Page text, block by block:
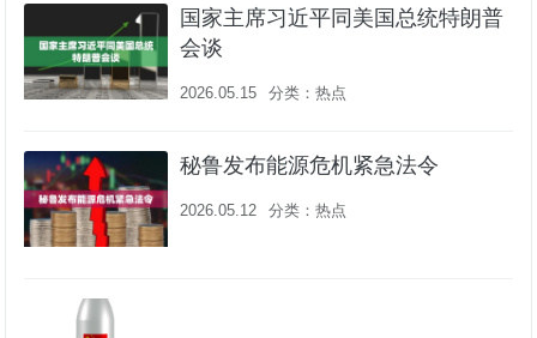
国家主席习近平同美国总统特朗普
会谈
2026.05.15 分类：热点
秘鲁发布能源危机紧急法令
2026.05.12 分类：热点